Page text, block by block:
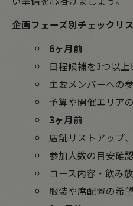
企画フェーズ別チェックリ
6ヶ月前
日程候補を3つ以
主要メンバーへの
予算や開催エリア
3ヶ月前
店舗リストアップ
参加人数の目安確認
コース内容・飲み
服装や席配置の希